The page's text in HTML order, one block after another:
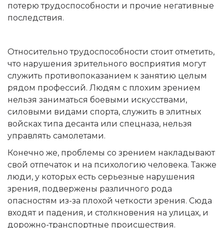
потерю трудоспособности и прочие негативные
последствия.
Относительно трудоспособности стоит отметить,
что нарушения зрительного восприятия могут
служить противопоказанием к занятию целым
рядом профессий. Людям с плохим зрением
нельзя заниматься боевыми искусствами,
силовыми видами спорта, служить в элитных
войсках типа десанта или спецназа, нельзя
управлять самолетами.
Конечно же, проблемы со зрением накладывают
свой отпечаток и на психологию человека. Также
люди, у которых есть серьезные нарушения
зрения, подвержены различного рода
опасностям из-за плохой четкости зрения. Сюда
входят и падения, и столкновения на улицах, и
дорожно-транспортные происшествия.